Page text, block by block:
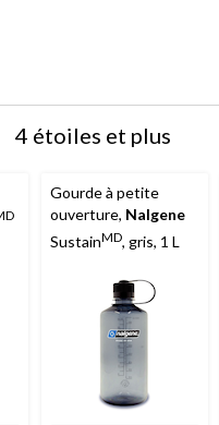
4 étoiles et plus
Gourde à petite
ouverture, Nalgene
SustainMD, gris, 1 L